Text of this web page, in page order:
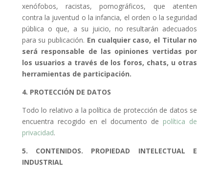
xenófobos, racistas, pornográficos, que atenten
contra la juventud o la infancia, el orden o la seguridad
pública o que, a su juicio, no resultarán adecuados
para su publicación. En cualquier caso, el Titular no
será responsable de las opiniones vertidas por
los usuarios a través de los foros, chats, u otras
herramientas de participación.
4. PROTECCIÓN DE DATOS
Todo lo relativo a la política de protección de datos se
encuentra recogido en el documento de política de
privacidad.
5. CONTENIDOS. PROPIEDAD INTELECTUAL E
INDUSTRIAL